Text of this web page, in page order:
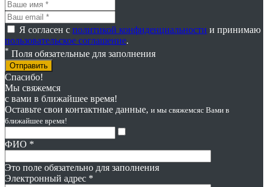
Я согласен с политикой конфиденциальности и принимаю
пользовательское соглашение.
* Поля обязательные для заполнения
Отправить
Спасибо!
Мы свяжемся
с вами в ближайшее время!
Оставьте свои контактные данные, и мы свяжемсяс Вами в
ближайшее время!
ФИО *
Это поле обязательно для заполнения
Электронный адрес *